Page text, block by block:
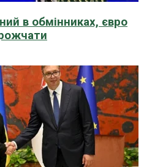
в обмінниках, євро